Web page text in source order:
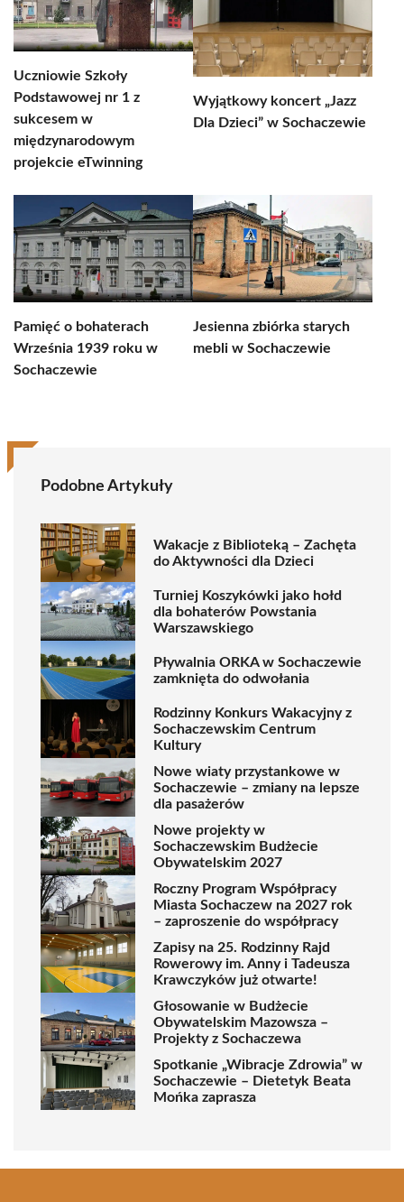
Uczniowie Szkoły
Podstawowej nr 1 z
sukcesem w
międzynarodowym
projekcie eTwinning
Wyjątkowy koncert „Jazz
Dla Dzieci” w Sochaczewie
Pamięć o bohaterach
Września 1939 roku w
Sochaczewie
Jesienna zbiórka starych
mebli w Sochaczewie
Podobne Artykuły
Wakacje z Biblioteką – Zachęta
do Aktywności dla Dzieci
Turniej Koszykówki jako hołd
dla bohaterów Powstania
Warszawskiego
Pływalnia ORKA w Sochaczewie
zamknięta do odwołania
Rodzinny Konkurs Wakacyjny z
Sochaczewskim Centrum
Kultury
Nowe wiaty przystankowe w
Sochaczewie – zmiany na lepsze
dla pasażerów
Nowe projekty w
Sochaczewskim Budżecie
Obywatelskim 2027
Roczny Program Współpracy
Miasta Sochaczew na 2027 rok
– zaproszenie do współpracy
Zapisy na 25. Rodzinny Rajd
Rowerowy im. Anny i Tadeusza
Krawczyków już otwarte!
Głosowanie w Budżecie
Obywatelskim Mazowsza –
Projekty z Sochaczewa
Spotkanie „Wibracje Zdrowia” w
Sochaczewie – Dietetyk Beata
Mońka zaprasza